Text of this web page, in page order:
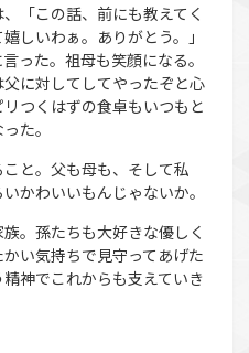
「この話、前にも教えてく
しいわぁ。ありがとう。」
った。祖母も笑顔になる。
に対してしてやったぞと心
つくはずの食卓もいつもと
た。
と。父も母も、そして私
かわいいもんじゃないか。
。孫たちも大好きな優しく
い気持ちで見守ってあげた
神でこれからも支えていき